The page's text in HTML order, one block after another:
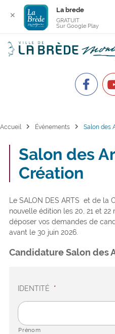
Accueil chevron_right Événements chevron_right Salon des
Salon des
Création
Le SALON DES ARTS et de la
nouvelle édition les 20, 21 et 22
déposer vos demandes de
avant le 30 juin 2026.
Candidature Salon des
IDENTITÉ *
Prénom
✕
La brede
GRATUIT
Sur Google Play